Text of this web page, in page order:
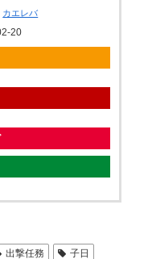
カエレバ
20
出撃任務
子日